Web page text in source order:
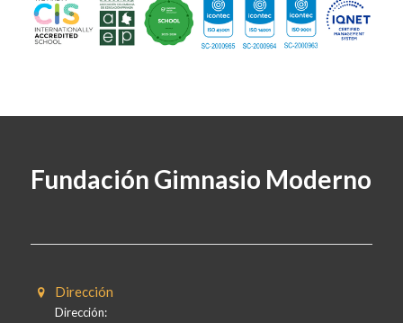
Fundación Gimnasio Moderno
Dirección
Dirección: